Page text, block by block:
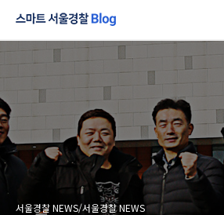
서울경찰 NEWS/서울경찰 NEWS